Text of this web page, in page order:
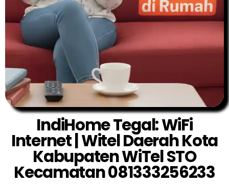
IndiHome Tegal: WiFi
Internet | Witel Daerah Kota
Kabupaten WiTel STO
Kecamatan 081333256233